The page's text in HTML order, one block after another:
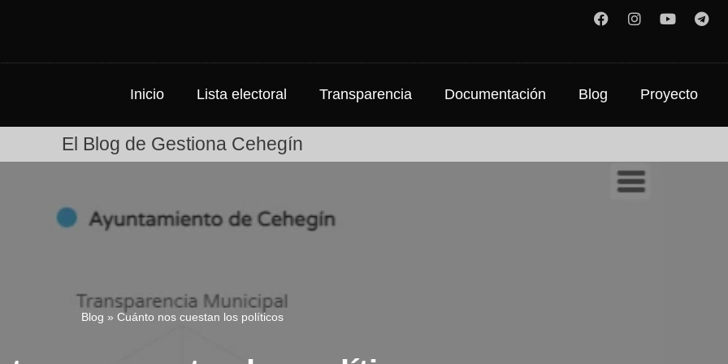
Inicio Lista electoral Transparencia Documentación Blog Proyecto
El Blog de Gestiona Cehegín
Blog » Cuánto nos cuestan los políticos